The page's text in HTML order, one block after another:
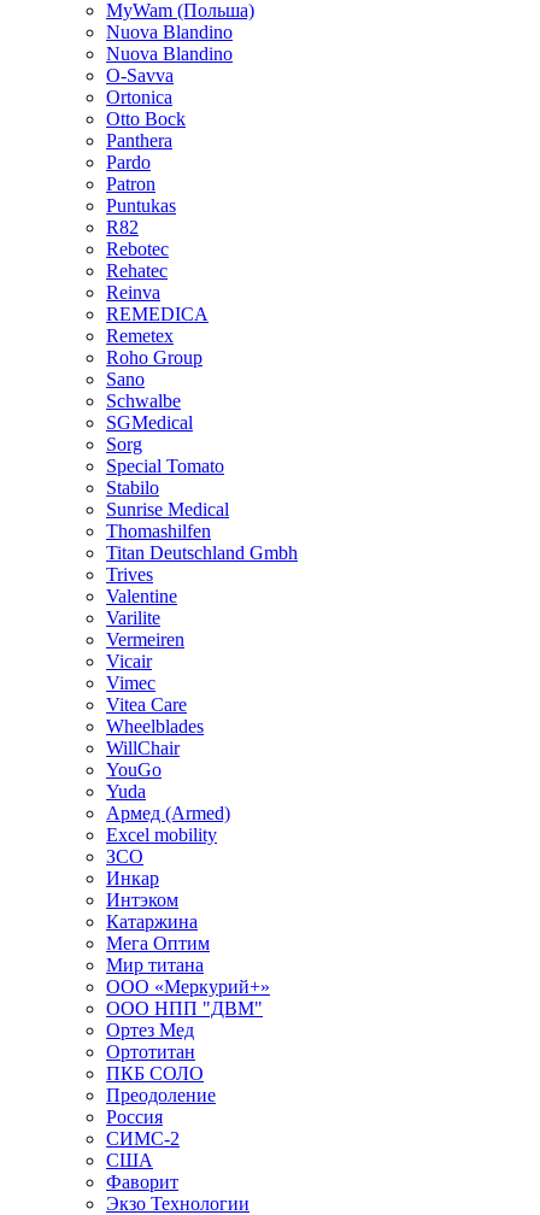
MyWam (Польша)
Nuova Blandino
Nuova Blandino
O-Savva
Ortonica
Otto Bock
Panthera
Pardo
Patron
Puntukas
R82
Rebotec
Rehatec
Reinva
REMEDICA
Remetex
Roho Group
Sano
Schwalbe
SGMedical
Sorg
Special Tomato
Stabilo
Sunrise Medical
Thomashilfen
Titan Deutschland Gmbh
Trives
Valentine
Varilite
Vermeiren
Vicair
Vimec
Vitea Care
Wheelblades
WillChair
YouGo
Yuda
Армед (Armed)
Еxcel mobility
ЗСО
Инкар
Интэком
Катаржина
Мега Оптим
Мир титана
ООО «Меркурий+»
ООО НПП "ДВМ"
Ортез Мед
Ортотитан
ПКБ СОЛО
Преодоление
Россия
СИМС-2
США
Фаворит
Экзо Технологии